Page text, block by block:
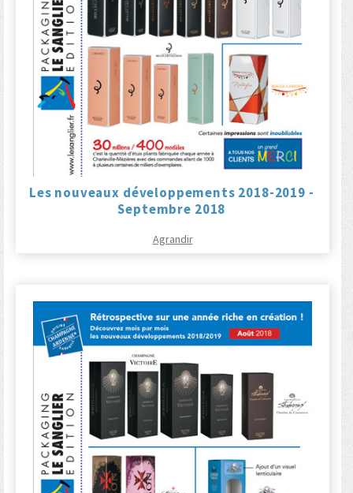
Les nouveaux développements 2018-2019 -
Septembre 2018
Agrandir